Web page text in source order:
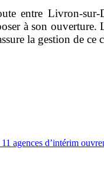
entre Livron-
à son
la gestion de ce
agences d’intérim